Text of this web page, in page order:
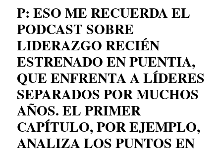
P: ESO ME RECUERDA EL
PODCAST SOBRE
LIDERAZGO RECIÉN
ESTRENADO EN PUENTIA,
QUE ENFRENTA A LÍDERES
SEPARADOS POR MUCHOS
AÑOS. EL PRIMER
CAPÍTULO, POR EJEMPLO,
ANALIZA LOS PUNTOS EN